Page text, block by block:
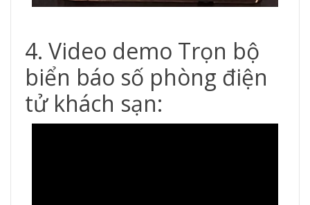
4. Video demo Trọn bộ
biển báo số phòng điện
tử khách sạn: